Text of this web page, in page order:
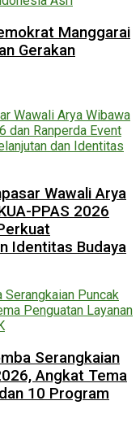
Manggarai
Gerakan
Wawali Arya
PPAS 2026
Identitas Budaya
Serangkaian
Angkat Tema
10 Program